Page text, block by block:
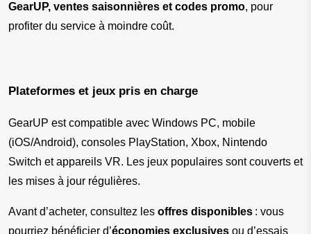
GearUP, ventes saisonnières et codes promo, pour
profiter du service à moindre coût.
Plateformes et jeux pris en charge
GearUP est compatible avec Windows PC, mobile
(iOS/Android), consoles PlayStation, Xbox, Nintendo
Switch et appareils VR. Les jeux populaires sont couverts et
les mises à jour régulières.
Avant d’acheter, consultez les offres disponibles : vous
pourriez bénéficier d’économies exclusives ou d’essais